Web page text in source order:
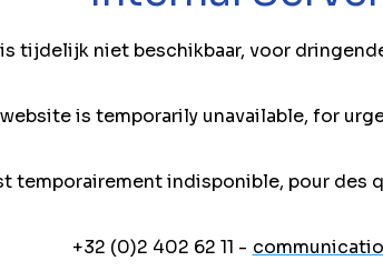
tijdelijk niet beschikbaar, voor
is temporarily unavailable, for
temporairement indisponible, pour des
+32 (0)2 402 62 11 -